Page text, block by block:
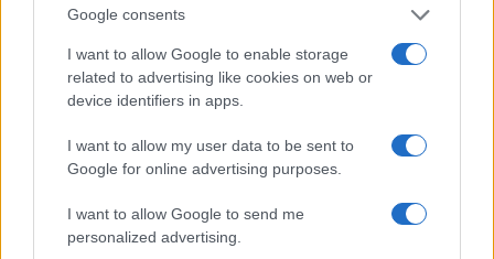
Google consents
I want to allow Google to enable storage
related to advertising like cookies on web or
device identifiers in apps.
I want to allow my user data to be sent to
Google for online advertising purposes.
I want to allow Google to send me
personalized advertising.
Son principianti ”gentili” rispetto ai nostri.
Noi siamo partiti dopo, ma siamo gia’ piu’ avanti!
Rispondi
Carica altri commenti